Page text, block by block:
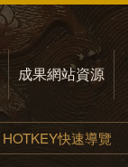
成果網站資源
HOTKEY快速導覽